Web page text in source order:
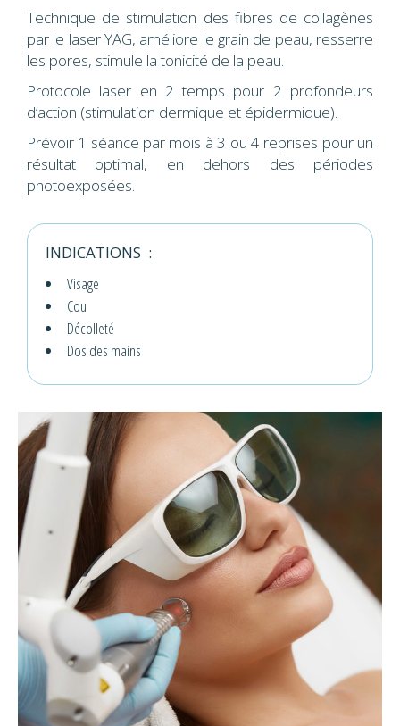
Technique de stimulation des fibres de collagènes
par le laser YAG, améliore le grain de peau, resserre
les pores, stimule la tonicité de la peau.
Protocole laser en 2 temps pour 2 profondeurs
d’action (stimulation dermique et épidermique).
Prévoir 1 séance par mois à 3 ou 4 reprises pour un
résultat optimal, en dehors des périodes
photoexposées.
INDICATIONS :
Visage
Cou
Décolleté
Dos des mains